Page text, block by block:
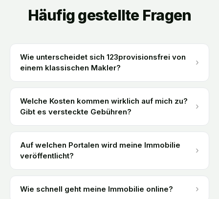
Häufig gestellte Fragen
Wie unterscheidet sich 123provisionsfrei von
einem klassischen Makler?
›
Welche Kosten kommen wirklich auf mich zu?
Gibt es versteckte Gebühren?
›
Auf welchen Portalen wird meine Immobilie
veröffentlicht?
›
Wie schnell geht meine Immobilie online? ›